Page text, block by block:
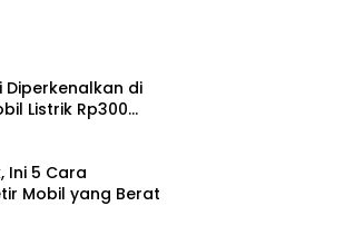
Diperkenalkan di
Listrik Rp300
Pasar EV
Ini 5 Cara
Mobil yang Berat